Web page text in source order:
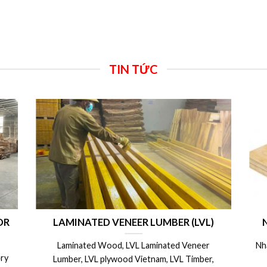
TIN TỨC
x
CÁC BIỆN PHÁP CÁCH BẢO QUẢN VÁN
COPPHA PHỦ PHIM, COPPHA 4m SỬ
DỤNG ĐƯỢC NHIỀU LẦN